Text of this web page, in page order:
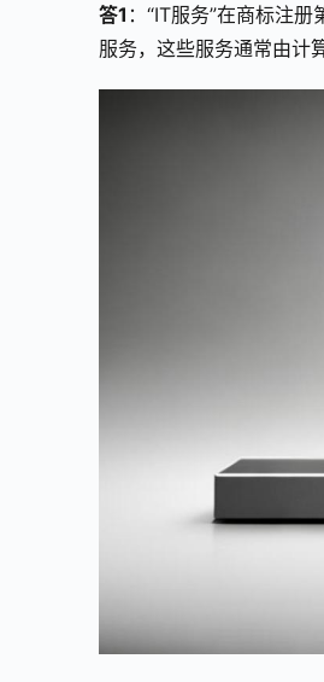
答1 ：“IT服务”在商标注
服务，这些服务通常由计